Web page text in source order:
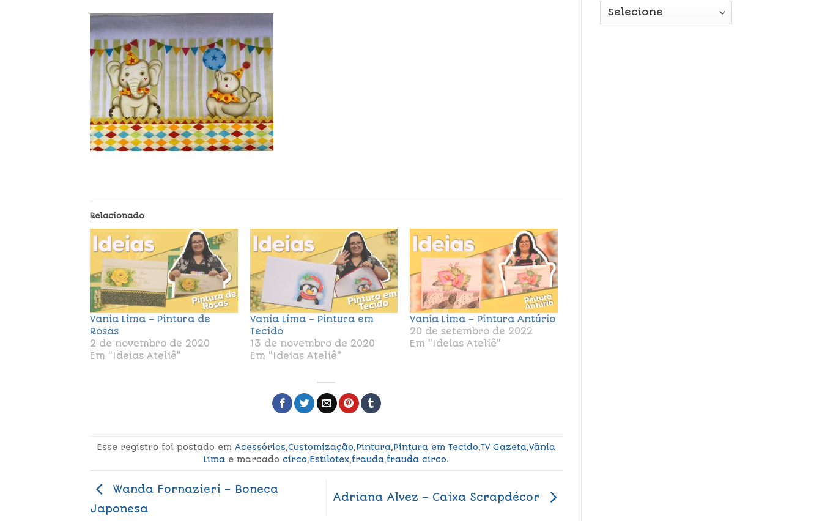
Relacionado
Vania Lima – Pintura de
Rosas
2 de novembro de 2020
Em "Ideias Ateliê"
Vania Lima – Pintura em
Tecido
13 de novembro de 2020
Em "Ideias Ateliê"
Vania Lima – Pintura Antúrio
20 de setembro de 2022
Em "Ideias Ateliê"
Esse registro foi postado emAcessórios,Customização,Pintura,Pintura em Tecido,TV Gazeta,Vânia
Lima e marcadocirco,Estilotex,frauda,frauda circo.
Wanda Fornazieri – Boneca
Japonesa
Adriana Alvez – Caixa Scrapdécor